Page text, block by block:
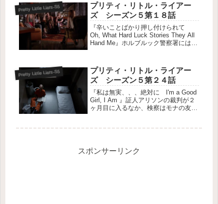
母親であるレオナ...
Pretty Little Liars-S5
プリティ・リトル・ライアー
ズ シーズン５第１８話
『辛いことばかり押し付けられて
Oh, What Hard Luck Stories They All
Hand Me』ホルブルック警察署にはホ
していたが、彼は不適切な行動...
Pretty Little Liars-S5
プリティ・リトル・ライアー
ズ シーズン５第２４話
『私は無実、、、絶対に I'm a Good
Girl, I Am 』証人アリソンの裁判が２
ヶ月目に入るなか、検察はモナの友達
スポンサーリンク